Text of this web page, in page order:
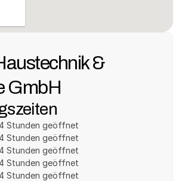
&
GmbH
Stunden geöffnet
Stunden geöffnet
Stunden geöffnet
Stunden geöffnet
Stunden geöffnet